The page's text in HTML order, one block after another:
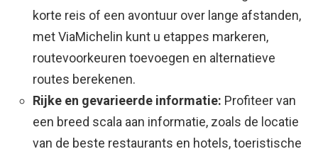
​​korte reis of een avontuur over lange afstanden,
met ViaMichelin kunt u etappes markeren,
routevoorkeuren toevoegen en alternatieve
routes berekenen.
Rijke en gevarieerde informatie: Profiteer van
een breed scala aan informatie, zoals de locatie
van de beste restaurants en hotels, toeristische